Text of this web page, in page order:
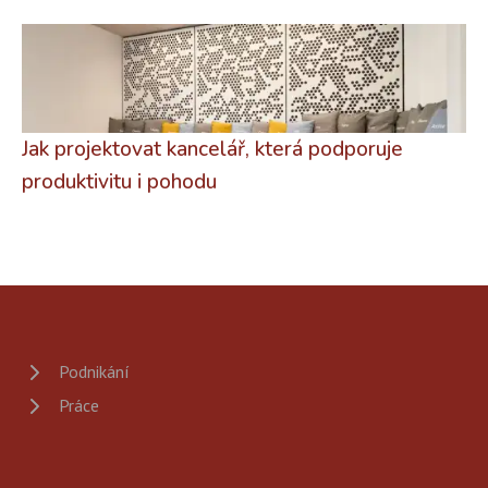
Jak projektovat kancelář, která podporuje
produktivitu i pohodu
Podnikání
Práce